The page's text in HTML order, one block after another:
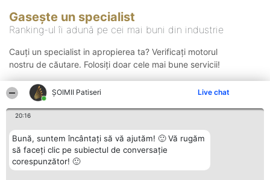
ȘOIMII Patiseri Live chat
20:16
Bună, suntem încântați să vă ajutăm! 🙂 Vă rugăm
să faceți clic pe subiectul de conversație
corespunzător! 🙂
Gasește un specialist
Ranking-ul îi adună pe cei mai buni din industrie
Cauți un specialist in apropierea ta? Verificați motorul
nostru de căutare. Folosiți doar cele mai bune servicii!